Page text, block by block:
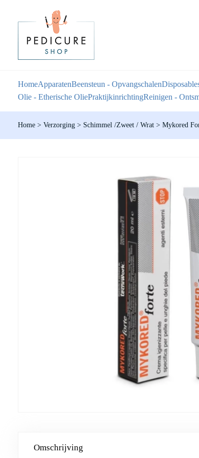
HomeApparatenBeensteun - Opvangschalen
Olie - Etherische OliePraktijkinrichtingReinigen -
Home > Verzorging > Schimmel /Zweet / Wrat > Mykored
Omschrijving